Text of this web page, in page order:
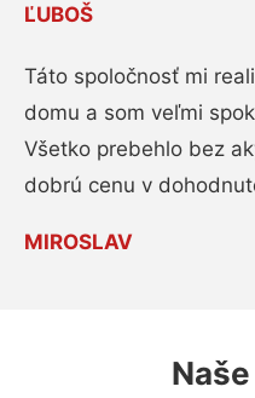
ĽUBOŠ
Táto spoločnosť mi
domu a som veľmi
Všetko prebehlo bez
dobrú cenu v
MIROSLAV